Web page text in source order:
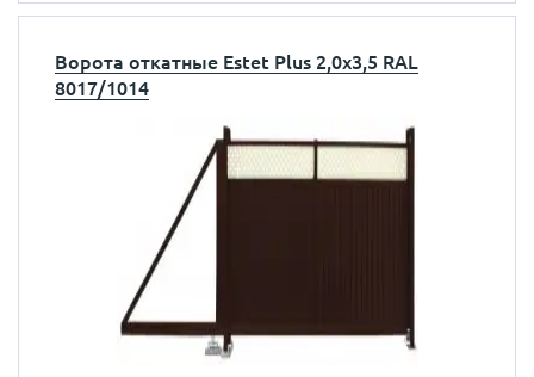
Ворота откатные Estet Plus 2,0х3,5 RAL
8017/1014